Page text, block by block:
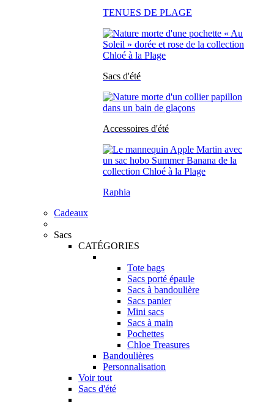
TENUES DE PLAGE
Sacs d'été
Accessoires d'été
Raphia
Cadeaux
Sacs
CATÉGORIES
Tote bags
Sacs porté épaule
Sacs à bandoulière
Sacs panier
Mini sacs
Sacs à main
Pochettes
Chloe Treasures
Bandoulières
Personnalisation
Voir tout
Sacs d'été